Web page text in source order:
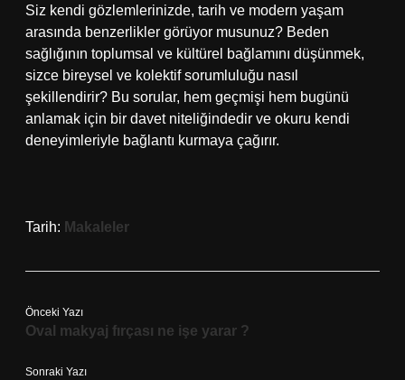
Siz kendi gözlemlerinizde, tarih ve modern yaşam
arasında benzerlikler görüyor musunuz? Beden
sağlığının toplumsal ve kültürel bağlamını düşünmek,
sizce bireysel ve kolektif sorumluluğu nasıl
şekillendirir? Bu sorular, hem geçmişi hem bugünü
anlamak için bir davet niteliğindedir ve okuru kendi
deneyimleriyle bağlantı kurmaya çağırır.
Tarih: Makaleler
Önceki Yazı
Oval makyaj fırçası ne işe yarar ?
Sonraki Yazı